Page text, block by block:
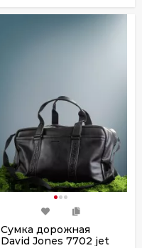
Сумка дорожная
David Jones 7702 jet